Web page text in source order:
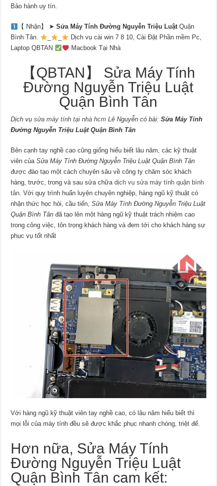
Bảo hành uy tín.
【 Nhận】 ➤Sửa Máy Tính Đường Nguyễn Triệu LuậtQuận
Bình Tân.
Dịch vụ cài win 7 8 10, Cài Đặt Phần mềm Pc,
Laptop QBTAN
Macbook Tại Nhà
【QBTAN】 Sửa Máy Tính
Đường Nguyễn Triệu Luật
Quận Bình Tân
Dịch vụ sửa máy tính tại nhà hcm Lê Nguyễn có bài:Sửa Máy Tính
Đường Nguyễn Triệu Luật Quận Bình Tân
Bên cạnh tay nghề cao cũng giống hiểu biết lâu năm, các kỹ thuật
viên củaSửa Máy Tính Đường Nguyễn Triệu Luật Quận Bình Tân
được đào tạo một cách chuyên sâu về công ty chăm sóc khách
hàng, trước, trong và sau sửa chữadịch vụ sửa máy tính quận bình
tân. Với quy trình huấn luyện chuyên nghiệp, hàng ngũ kỹ thuật có
nhận thức học hỏi, cầu tiến,Sửa Máy Tính Đường Nguyễn Triệu Luật
Quận Bình Tân đã tạo lên một hàng ngũ kỹ thuật trách nhiệm cao
trong công việc, tôn trọng khách hàng và đem tới cho khách hàng sự
phục vụ tốt nhất
Với hàng ngũ kỹ thuật viên tay nghề cao, có lâu năm hiểu biết thì
mọi lỗi của máy tính đều sẽ được khắc phục nhanh chóng, triệt để.
Hơn nữa, Sửa Máy Tính
Đường Nguyễn Triệu Luật
Quận Bình Tân cam kết: